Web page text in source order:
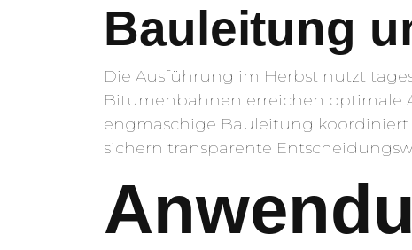
Bauleitung
Die Ausführung im Herbst nutzt
Bitumenbahnen erreichen optimale
engmaschige Bauleitung koordiniert
sichern transparente